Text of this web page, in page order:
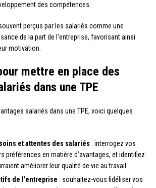
des compétences.
perçus par les salariés comme une
de la part de l’entreprise, favorisant ainsi
motivation.
mettre en place des
dans une TPE
salariés dans une TPE, voici quelques
et attentes des salariés : interrogez vos
préférences en matière d’avantages, et identifiez
améliorer leur qualité de vie au travail.
de l’entreprise : souhaitez-vous fidéliser vos